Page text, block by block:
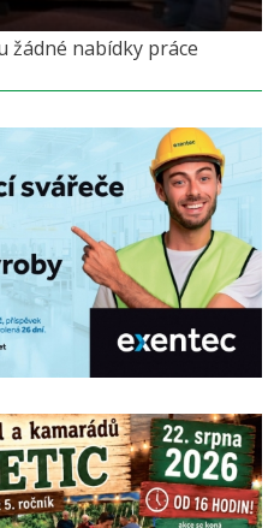
žádné nabídky práce